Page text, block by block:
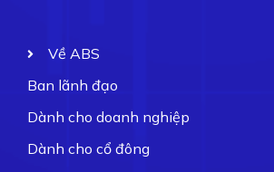
Về ABS
Ban lãnh đạo
Dành cho doanh nghiệp
Dành cho cổ đông